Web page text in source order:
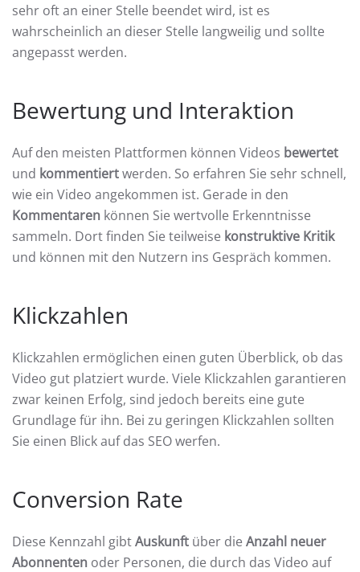
sehr oft an einer Stelle beendet wird, ist es
wahrscheinlich an dieser Stelle langweilig und sollte
angepasst werden.
Bewertung und Interaktion
Auf den meisten Plattformen können Videos bewertet
und kommentiertwerden. So erfahren Sie sehr schnell,
wie ein Video angekommen ist. Gerade in den
Kommentaren können Sie wertvolle Erkenntnisse
sammeln. Dort finden Sie teilweise konstruktive Kritik
und können mit den Nutzern ins Gespräch kommen.
Klickzahlen
Klickzahlen ermöglichen einen guten Überblick, ob das
Video gut platziert wurde. Viele Klickzahlen garantieren
zwar keinen Erfolg, sind jedoch bereits eine gute
Grundlage für ihn. Bei zu geringen Klickzahlen sollten
Sie einen Blick auf das SEO werfen.
Conversion Rate
Diese Kennzahl gibtAuskunft über die Anzahl neuer
Abonnenten oder Personen, die durch das Video auf